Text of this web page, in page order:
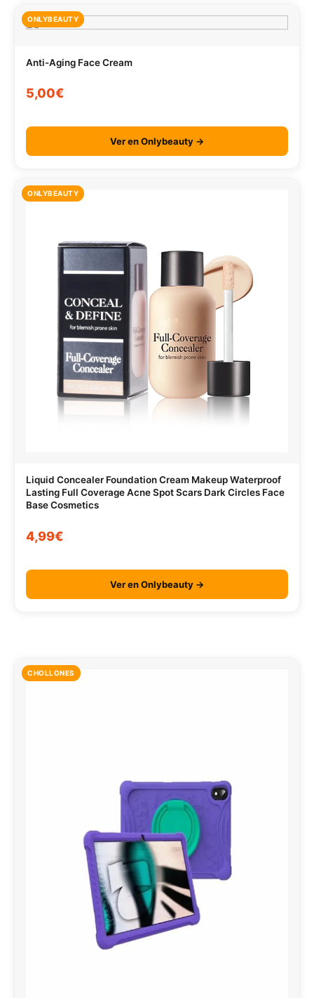
ONLYBEAUTY
Anti-Aging Face Cream
5,00€
Ver en Onlybeauty →
ONLYBEAUTY
Liquid Concealer Foundation Cream Makeup Waterproof
Lasting Full Coverage Acne Spot Scars Dark Circles Face
Base Cosmetics
4,99€
Ver en Onlybeauty →
CHOLLONES